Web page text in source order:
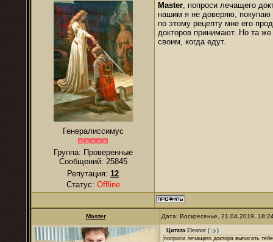
Генералиссимус
Группа: Проверенные
Сообщений: 25845
Репутация: 12
Статус: Offline
Master, попроси лечащего
нашим я не доверяю, покупаю
по этому рецепту мне его
докторов принимают. Но та
своим, когда едут.
Master Дата: Воскресенье, 21.04.2019,
Цитата Eleanor (
)
попроси лечащего доктора выписать